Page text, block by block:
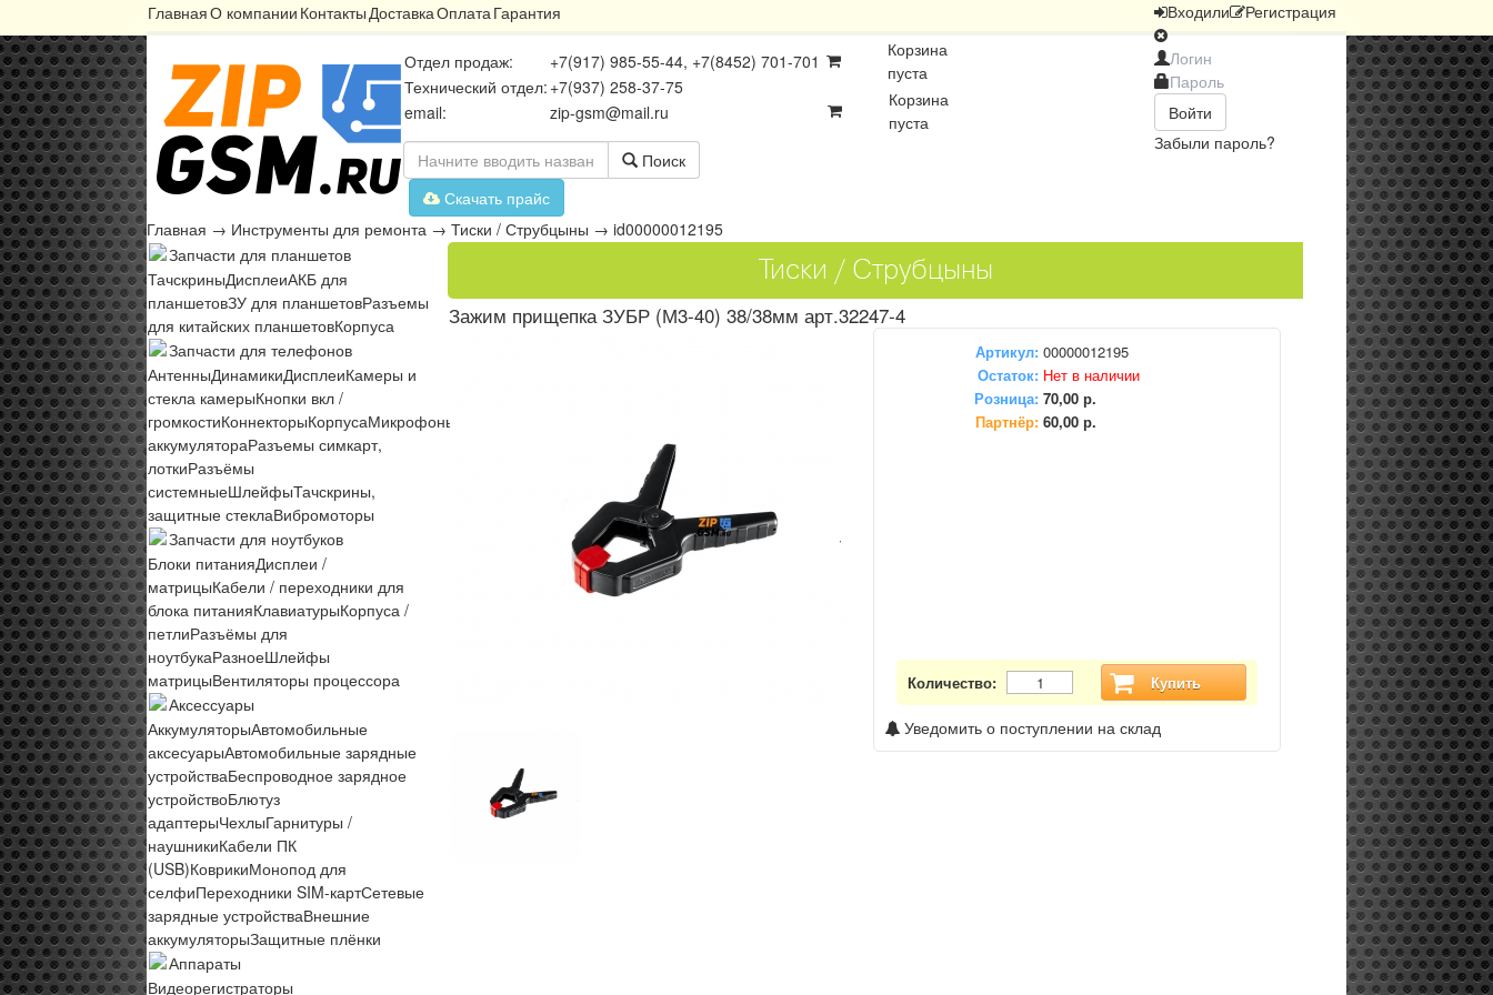
ГлавнаяО компании КонтактыДоставкаОплатаГарантия Входили Регистрация
Войти
Забыли пароль?
Отдел продаж:
+7(917) 985-55-44, +7(8452) 701-701
Технический отдел: +7(937) 258-37-75
email:
zip-gsm@mail.ru
Корзина
пуста
Корзина
пуста
Поиск
Скачать прайс
Главная → Инструменты для ремонта → Тиски / Струбцыны → id00000012195
Запчасти для планшетов
ТачскриныДисплеиАКБ для
планшетовЗУ для планшетовРазъемы
для китайских планшетовКорпуса
Запчасти для телефонов
АнтенныДинамикиДисплеиКамеры и
стекла камерыКнопки вкл /
громкостиКоннекторыКорпусаМикрофоны
аккумулятораРазъемы симкарт,
лоткиРазъёмы
системныеШлейфыТачскрины,
защитные стеклаВибромоторы
Запчасти для ноутбуков
Блоки питанияДисплеи /
матрицыКабели / переходники для
блока питанияКлавиатурыКорпуса /
петлиРазъёмы для
ноутбукаРазноеШлейфы
матрицыВентиляторы процессора
Аксессуары
АккумуляторыАвтомобильные
аксесуарыАвтомобильные зарядные
устройстваБеспроводное зарядное
устройствоБлютуз
адаптерыЧехлыГарнитуры /
наушникиКабели ПК
(USB)КоврикиМонопод для
селфиПереходники SIM-картСетевые
зарядные устройстваВнешние
аккумуляторыЗащитные плёнки
Аппараты
Видеорегистраторы
Тиски / Струбцыны
Зажим прищепка ЗУБР (М3-40) 38/38мм арт.32247-4
Артикул: 00000012195
Остаток: Нет в наличии
Розница: 70,00 р.
Партнёр: 60,00 р.
Количество: Купить
Уведомить о поступлении на склад